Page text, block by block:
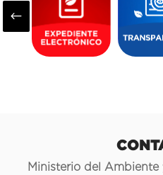
#
Ministerio del